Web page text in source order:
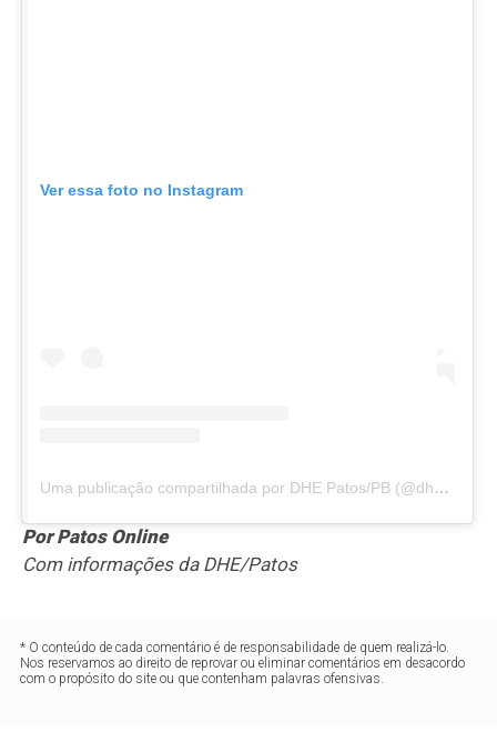
Ver essa foto no Instagram
Uma publicação compartilhada por DHE Patos/PB (@dhe_patos)
Por Patos Online
Com informações da DHE/Patos
* O conteúdo de cada comentário é de responsabilidade de quem realizá-lo.
Nos reservamos ao direito de reprovar ou eliminar comentários em desacordo
com o propósito do site ou que contenham palavras ofensivas.